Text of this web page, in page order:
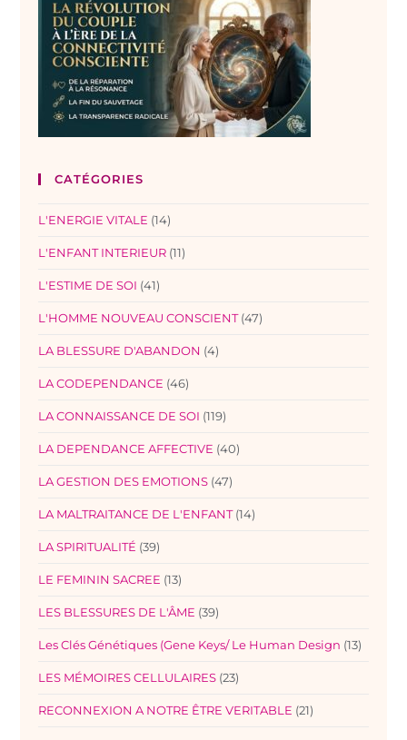
CATÉGORIES
L'ENERGIE VITALE (14)
L'ENFANT INTERIEUR (11)
L'ESTIME DE SOI (41)
L'HOMME NOUVEAU CONSCIENT (47)
LA BLESSURE D'ABANDON (4)
LA CODEPENDANCE (46)
LA CONNAISSANCE DE SOI (119)
LA DEPENDANCE AFFECTIVE (40)
LA GESTION DES EMOTIONS (47)
LA MALTRAITANCE DE L'ENFANT (14)
LA SPIRITUALITÉ (39)
LE FEMININ SACREE (13)
LES BLESSURES DE L'ÂME (39)
Les Clés Génétiques (Gene Keys/ Le Human Design (13)
LES MÉMOIRES CELLULAIRES (23)
RECONNEXION A NOTRE ÊTRE VERITABLE (21)